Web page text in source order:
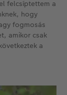
felcsíptettem a
hogy
fogmosás
amikor csak
a